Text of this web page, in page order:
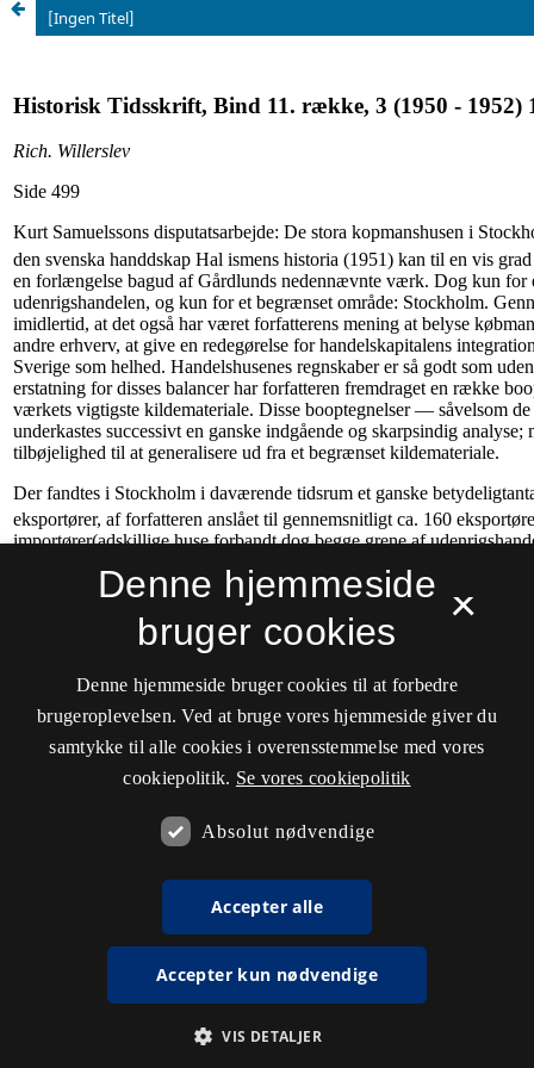
[Ingen Titel]
×
Denne hjemmeside
bruger cookies
Denne hjemmeside bruger cookies til at forbedre
brugeroplevelsen. Ved at bruge vores hjemmeside giver du
samtykke til alle cookies i overensstemmelse med vores
cookiepolitik. Se vores cookiepolitik
Absolut nødvendige
Accepter alle
Accepter kun nødvendige
VIS DETALJER